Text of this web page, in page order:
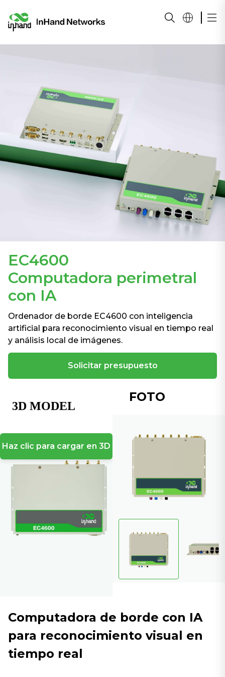
EC4600
Computadora perimetral
con IA
Ordenador de borde EC4600 con inteligencia
artificial para reconocimiento visual en tiempo real
y análisis local de imágenes.
Solicitar presupuesto
Haz clic para cargar en 3D
FOTO
Computadora de borde con IA
para reconocimiento visual en
tiempo real